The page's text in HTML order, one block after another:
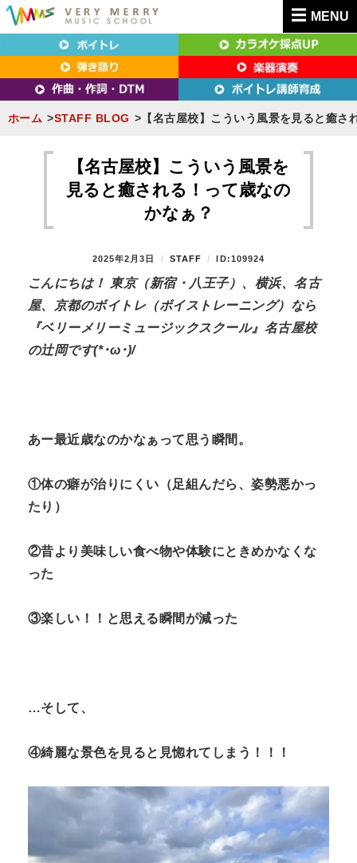
MENU
東京（新宿・八王子）・横浜・名古屋・京都で
「本気」になれるボイトレ教室｜VERY MERRY
MUSIC SCHOOL（ベリーメリー）
東京（新宿・八王子）・横浜・名古屋・京都で「本気」になれるボイトレ教室｜
VERY MERRY MUSIC SCHOOL（ベリーメリー）
ホーム STAFF BLOG 【名古屋校】こういう風景を見ると癒さ
【名古屋校】こういう風景を
見ると癒される！って歳なの
かなぁ？
P
S
T
D
O
2025年2月3日
B
STAFF ID:109924
こんにちは！ 東京（新宿・八王子）、横浜、名古
屋、京都のボイトレ（ボイストレーニング）なら
『ベリーメリーミュージックスクール』名古屋校
の辻岡です(*･ω･)/
あー最近歳なのかなぁって思う瞬間。
①体の癖が治りにくい（足組んだら、姿勢悪かっ
たり）
②昔より美味しい食べ物や体験にときめかなくな
った
③楽しい！！と思える瞬間が減った
…そして、
④綺麗な景色を見ると見惚れてしまう！！！